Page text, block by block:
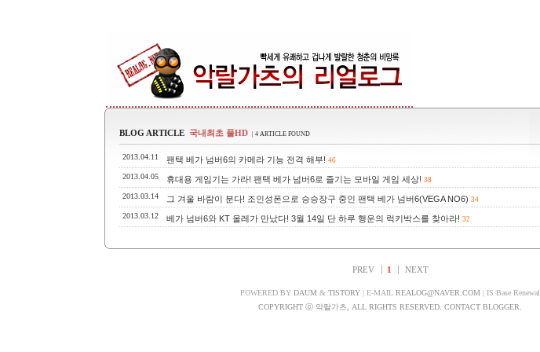
BLOG ARTICLE 국내최초 풀HD | 4 ARTICLE FOUND
2013.04.11 팬택 베가 넘버6의 카메라 기능 전격 해부! 46
2013.04.05 휴대용 게임기는 가라! 팬택 베가 넘버6로 즐기는 모바일 게임 세상! 38
2013.03.14 그 겨울 바람이 분다! 조인성폰으로 승승장구 중인 팬택 베가 넘버6(VEGA NO6) 34
2013.03.12 베가 넘버6와 KT 올레가 만났다! 3월 14일 단 하루 행운의 럭키박스를 찾아라! 32
PREV 1 NEXT
POWERED BY DAUM & TISTORY | E-MAIL REALOG@NAVER.COM | IS Base Renewal
COPYRIGHT ⓒ 악랄가츠, ALL RIGHTS RESERVED. CONTACT BLOGGER.